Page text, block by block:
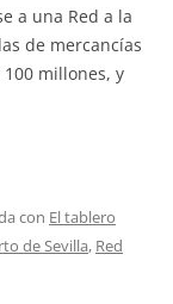
a una Red a la
de mercancías
millones, y
con El tablero
de Sevilla, Red